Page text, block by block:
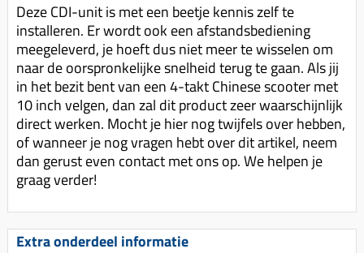
Deze CDI-unit is met een beetje kennis zelf te
installeren. Er wordt ook een afstandsbediening
meegeleverd, je hoeft dus niet meer te wisselen om
naar de oorspronkelijke snelheid terug te gaan. Als jij
in het bezit bent van een 4-takt Chinese scooter met
10 inch velgen, dan zal dit product zeer waarschijnlijk
direct werken. Mocht je hier nog twijfels over hebben,
of wanneer je nog vragen hebt over dit artikel, neem
dan gerust even contact met ons op. We helpen je
graag verder!
Extra onderdeel informatie